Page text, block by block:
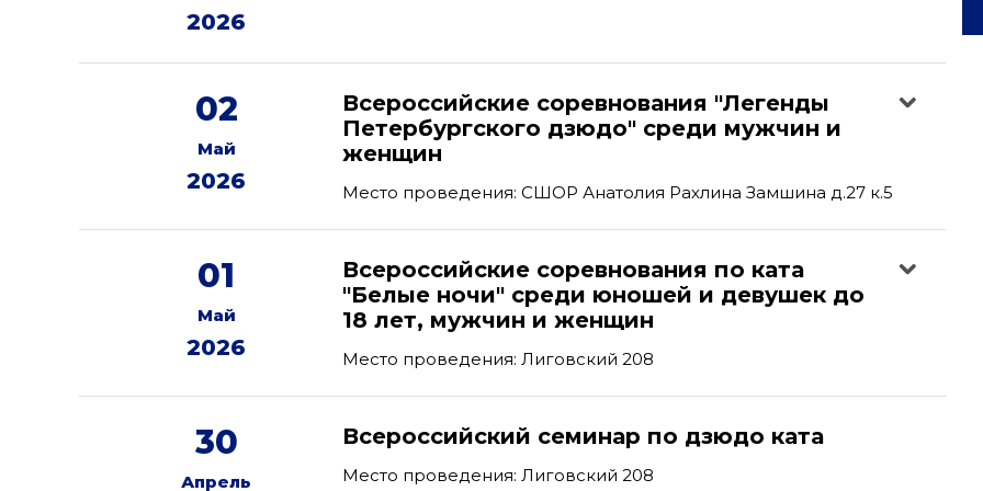
2026
02
Май
2026
Всероссийские соревнования "Легенды
Петербургского дзюдо" среди мужчин и
женщин
Место проведения: СШОР Анатолия Рахлина Замшина д.27 к.5
01
Май
2026
Всероссийские соревнования по ката
"Белые ночи" среди юношей и девушек до
18 лет, мужчин и женщин
Место проведения: Лиговский 208
30
Апрель
Всероссийский семинар по дзюдо ката
Место проведения: Лиговский 208